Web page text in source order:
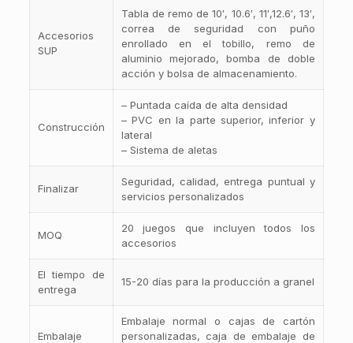
Accesorios
SUP
Tabla de remo de 10′, 10.6′, 11′,12.6′, 13′,
correa de seguridad con puño
enrollado en el tobillo, remo de
aluminio mejorado, bomba de doble
acción y bolsa de almacenamiento.
Construcción
– Puntada caída de alta densidad
– PVC en la parte superior, inferior y
lateral
– Sistema de aletas
Finalizar
Seguridad, calidad, entrega puntual y
servicios personalizados
MOQ
20 juegos que incluyen todos los
accesorios
El tiempo de
entrega
15-20 días para la producción a granel
Embalaje
Embalaje normal o cajas de cartón
personalizadas, caja de embalaje de